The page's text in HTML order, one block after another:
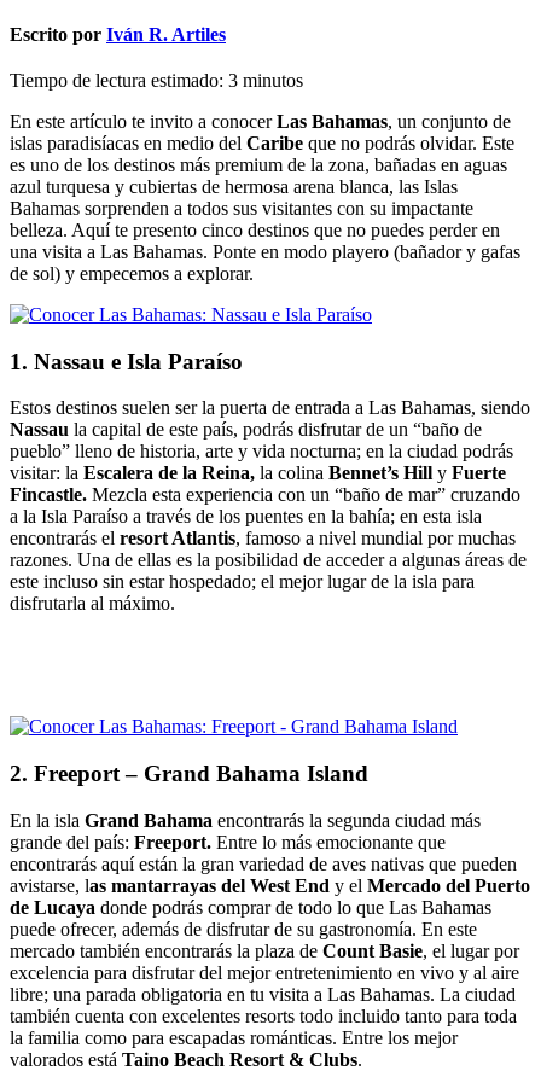
Escrito por Iván R. Artiles
Tiempo de lectura estimado: 3 minutos
En este artículo te invito a conocerLas Bahamas, un conjunto de
islas paradisíacas en medio del Caribe que no podrás olvidar. Este
es uno de los destinos más premium de la zona, bañadas en aguas
azul turquesa y cubiertas de hermosa arena blanca, las Islas
Bahamas sorprenden a todos sus visitantes con su impactante
belleza. Aquí te presento cinco destinos que no puedes perder en
una visita a Las Bahamas. Ponte en modo playero (bañador y gafas
de sol) y empecemos a explorar.
1. Nassau e Isla Paraíso
Estos destinos suelen ser la puerta de entrada a Las Bahamas, siendo
Nassau la capital de este país, podrás disfrutar de un “baño de
pueblo” lleno de historia, arte y vida nocturna; en la ciudad podrás
visitar: la Escalera de la Reina, la colina Bennet’s Hill y Fuerte
Fincastle. Mezcla esta experiencia con un “baño de mar” cruzando
a la Isla Paraíso a través de los puentes en la bahía; en esta isla
encontrarás el resort Atlantis, famoso a nivel mundial por muchas
razones. Una de ellas es la posibilidad de acceder a algunas áreas de
este incluso sin estar hospedado; el mejor lugar de la isla para
disfrutarla al máximo.
2. Freeport – Grand Bahama Island
En la isla Grand Bahama encontrarás la segunda ciudad más
grande del país: Freeport. Entre lo más emocionante que
encontrarás aquí están la gran variedad de aves nativas que pueden
avistarse, las mantarrayas del West End y el Mercado del Puerto
de Lucaya donde podrás comprar de todo lo que Las Bahamas
puede ofrecer, además de disfrutar de su gastronomía. En este
mercado también encontrarás la plaza de Count Basie, el lugar por
excelencia para disfrutar del mejor entretenimiento en vivo y al aire
libre; una parada obligatoria en tu visita a Las Bahamas. La ciudad
también cuenta con excelentes resorts todo incluido tanto para toda
la familia como para escapadas románticas. Entre los mejor
valorados está Taino Beach Resort & Clubs.